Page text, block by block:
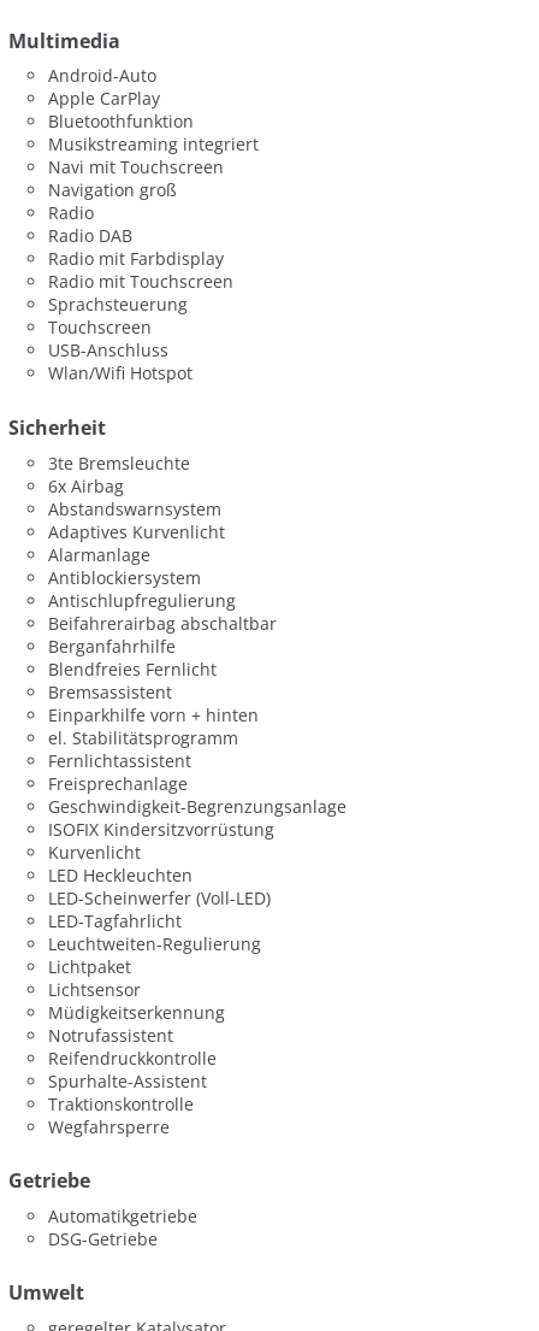
Multimedia
Android-Auto
Apple CarPlay
Bluetoothfunktion
Musikstreaming integriert
Navi mit Touchscreen
Navigation groß
Radio
Radio DAB
Radio mit Farbdisplay
Radio mit Touchscreen
Sprachsteuerung
Touchscreen
USB-Anschluss
Wlan/Wifi Hotspot
Sicherheit
3te Bremsleuchte
6x Airbag
Abstandswarnsystem
Adaptives Kurvenlicht
Alarmanlage
Antiblockiersystem
Antischlupfregulierung
Beifahrerairbag abschaltbar
Berganfahrhilfe
Blendfreies Fernlicht
Bremsassistent
Einparkhilfe vorn + hinten
el. Stabilitätsprogramm
Fernlichtassistent
Freisprechanlage
Geschwindigkeit-Begrenzungsanlage
ISOFIX Kindersitzvorrüstung
Kurvenlicht
LED Heckleuchten
LED-Scheinwerfer (Voll-LED)
LED-Tagfahrlicht
Leuchtweiten-Regulierung
Lichtpaket
Lichtsensor
Müdigkeitserkennung
Notrufassistent
Reifendruckkontrolle
Spurhalte-Assistent
Traktionskontrolle
Wegfahrsperre
Getriebe
Automatikgetriebe
DSG-Getriebe
Umwelt